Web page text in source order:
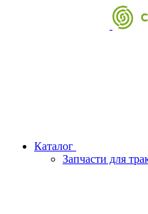
Каталог
Запчасти для